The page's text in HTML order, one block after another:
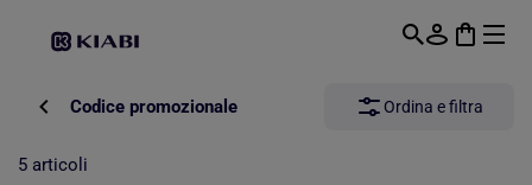
Codice promozionale Ordina e filtra
5 articoli